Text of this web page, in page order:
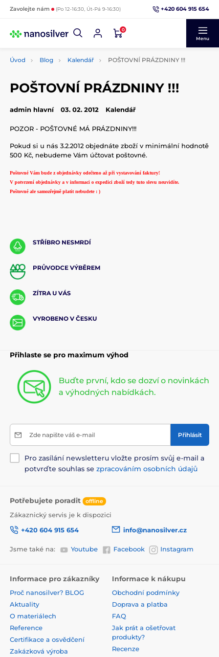
Zavolejte nám (Po 12-16:30, Út-Pá 9-16:30) +420 604 915 654
0
Menu
Úvod Blog Kalendář POŠTOVNÍ PRÁZDNINY !!!
POŠTOVNÍ PRÁZDNINY !!!
admin hlavní 03. 02. 2012 Kalendář
POZOR - POŠTOVNÉ MÁ PRÁZDNINY!!!
Pokud si u nás 3.2.2012 objednáte zboží v minimální hodnotě
500 Kč, nebudeme Vám účtovat poštovné.
Poštovné Vám bude z objednávky odečteno až při vystavování faktury!
V potvrzení objednávky a v informaci o expedici zboží tedy tuto slevu neuvidíte.
Poštovné ale samozřejmě platit nebudete : )
STŘÍBRO NESMRDÍ
PRŮVODCE VÝBĚREM
ZÍTRA U VÁS
VYROBENO V ČESKU
Přihlaste se pro maximum výhod
Buďte první, kdo se dozví o novinkách
a výhodných nabídkách.
Zde napište váš e-mail Přihlásit
Pro zasílání newsletteru vložte prosím svůj e-mail a
potvrďte souhlas se zpracováním osobních údajů
Potřebujete poradit offline
Zákaznický servis je k dispozici
+420 604 915 654
info@nanosilver.cz
Jsme také na: Youtube Facebook Instagram
Informace pro zákazníky
Proč nanosilver? BLOG
Aktuality
O materiálech
Reference
Certifikace a osvědčení
Zakázková výroba
Informace k nákupu
Obchodní podmínky
Doprava a platba
FAQ
Jak prát a ošetřovat
produkty?
Recenze